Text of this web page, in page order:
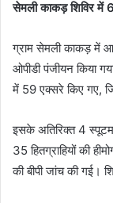
सेमली काकड़ शिविर में
ग्राम सेमली काकड़ में
ओपीडी पंजीयन किया
में 59 एक्सरे किए गए,
इसके अतिरिक्त 4
35 हितग्राहियों की
की बीपी जांच की गई।